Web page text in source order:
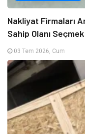
Nakliyat Firmaları
Sahip Olanı Seçmek
03 Tem 2026, Cum